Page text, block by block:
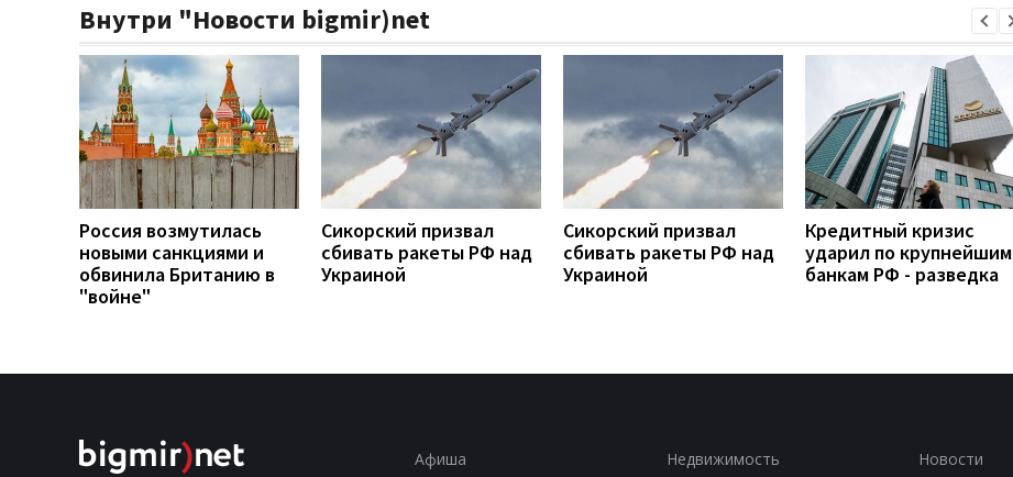
Внутри "Новости bigmir)net
Россия возмутилась
новыми санкциями и
обвинила Британию в
"войне"
Сикорский призвал
сбивать ракеты РФ над
Украиной
Сикорский призвал
сбивать ракеты РФ над
Украиной
Кредитный кризис
ударил по крупнейшим
банкам РФ - разведка
Афиша Недвижимость Новости